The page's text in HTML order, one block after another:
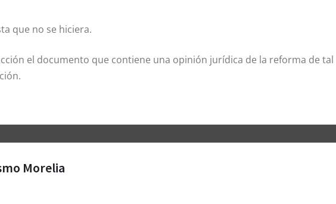
que no se hiciera.
el documento que contiene una opinión jurídica de la reforma de tal
Morelia